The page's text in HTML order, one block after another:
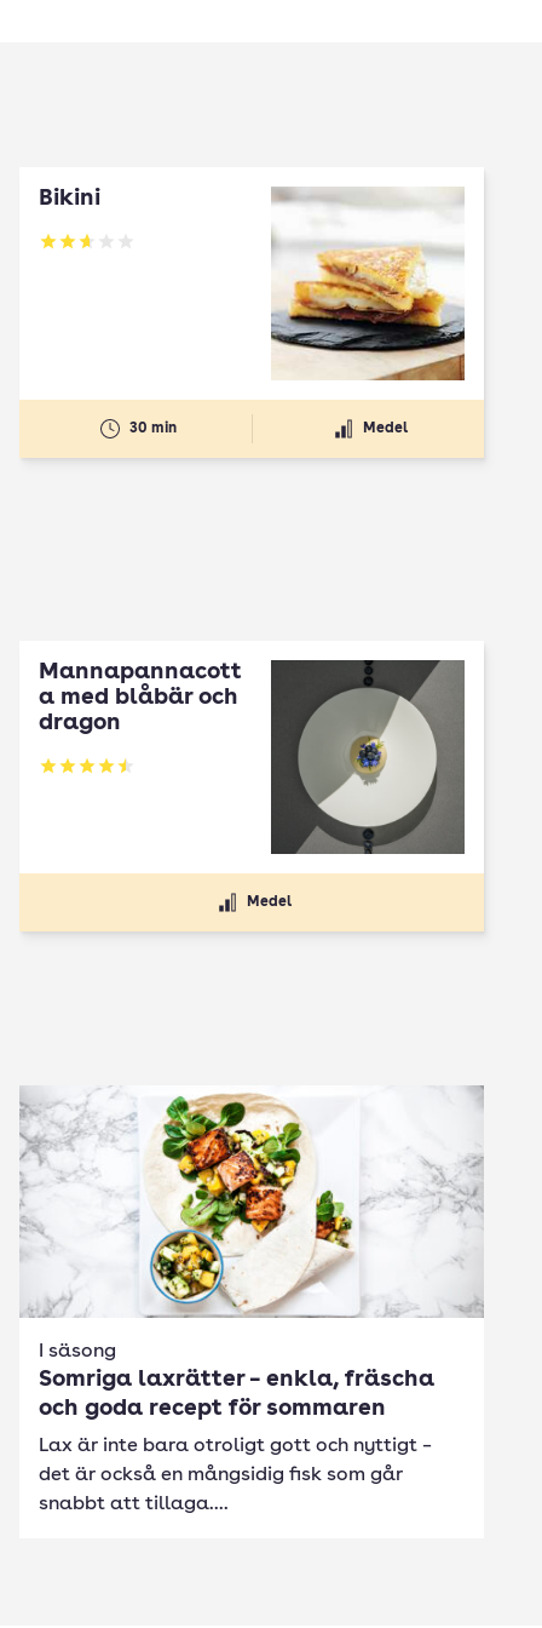
Bikini
Betyg: 2.67 av 5
30 min Medel
Mannapannacott
a med blåbär och
dragon
Betyg: 4.5 av 5
Medel
I säsong
Somriga laxrätter – enkla, fräscha
och goda recept för sommaren
Lax är inte bara otroligt gott och nyttigt –
det är också en mångsidig fisk som går
snabbt att tillaga....